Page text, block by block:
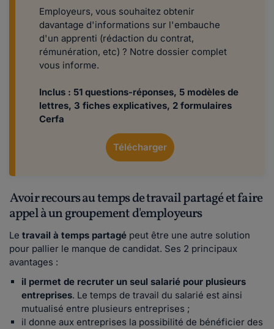
Employeurs, vous souhaitez obtenir
davantage d'informations sur l'embauche
d'un apprenti (rédaction du contrat,
rémunération, etc) ? Notre dossier complet
vous informe.
Inclus : 51 questions-réponses, 5 modèles de
lettres, 3 fiches explicatives, 2 formulaires
Cerfa
Télécharger
Avoir recours au temps de travail partagé et faire
appel à un groupement d'employeurs
Le travail à temps partagé peut être une autre solution
pour pallier le manque de candidat. Ses 2 principaux
avantages :
il permet de recruter un seul salarié pour plusieurs
entreprises. Le temps de travail du salarié est ainsi
mutualisé entre plusieurs entreprises ;
il donne aux entreprises la possibilité de bénéficier des